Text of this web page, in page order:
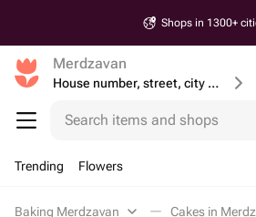
Shops in 1300+
Merdzavan
House number, street, city or postcode
Search items and shops
Trending Flowers
Baking Merdzavan Cakes in